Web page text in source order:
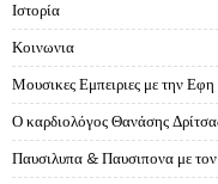
Ιστορία
Κοινωνια
Μουσικες Εμπειριες με την
Ο καρδιολόγος Θανάσης
Παυσιλυπα & Παυσιπονα με